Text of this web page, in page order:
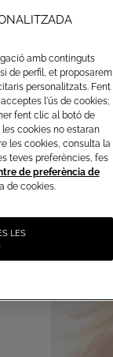
amb continguts
de perfil, et proposarem
personalitzats. Fent
l'ús de cookies;
fent clic al botó de
cookies no estaran
les cookies, consulta la
teves preferències, fes
de preferència de
de cookies.
LES